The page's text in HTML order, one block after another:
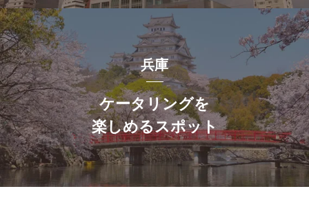
兵庫
ケータリングを
楽しめるスポット